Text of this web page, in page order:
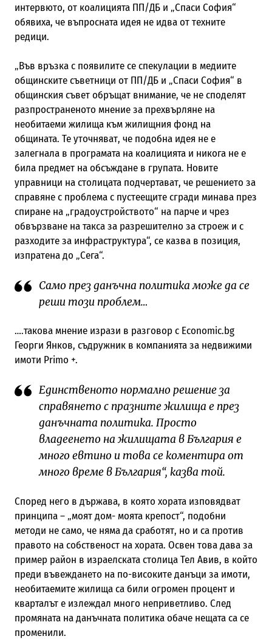
интервюто, от коалицията ПП/ДБ и „Спаси София“
обявиха, че въпросната идея не идва от техните
редици.
„Във връзка с появилите се спекулации в медиите
общинските съветници от ПП/ДБ и „Спаси София“ в
общинския съвет обръщат внимание, че не споделят
разпространеното мнение за прехвърляне на
необитаеми жилища към жилищния фонд на
общината. Те уточняват, че подобна идея не е
залегнала в програмата на коалицията и никога не е
била предмет на обсъждане в групата. Новите
управници на столицата подчертават, че решението за
справяне с проблема с пустеещите сгради минава през
спиране на „градоустройството“ на парче и чрез
обвързване на такса за разрешително за строеж и с
разходите за инфраструктура“, се казва в позиция,
изпратена до „Сега“.
Само през данъчна политика може да се
реши този проблем…
….такова мнение изрази в разговор с Economic.bg
Георги Янков, съдружник в компанията за недвижими
имоти Primo +.
Единственото нормално решение за
справянето с празните жилища е през
данъчната политика. Просто
владеенето на жилищата в България е
много евтино и това се коментира от
много време в България“, казва той.
Според него в държава, в която хората изповядват
принципа – „моят дом- моята крепост“, подобни
методи не само, че няма да сработят, но и са против
правото на собственост на хората. Освен това дава за
пример район в израелската столица Тел Авив, в който
преди въвеждането на по-високите данъци за имоти,
необитаемите жилища са били огромен процент и
кварталът е излеждал много неприветливо. След
промяната на данъчната политика обаче нещата са се
променили.